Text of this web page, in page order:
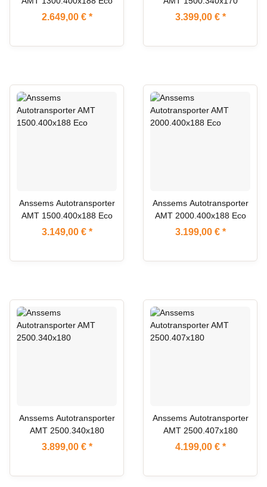
2.649,00 € * 3.399,00 € *
Anssems Autotransporter
AMT 1500.400x188 Eco
3.149,00 € *
AUF LAGER
Anssems Autotransporter
AMT 2000.400x188 Eco
3.199,00 € *
Anssems Autotransporter
AMT 2500.340x180
3.899,00 € *
Anssems Autotransporter
AMT 2500.407x180
4.199,00 € *